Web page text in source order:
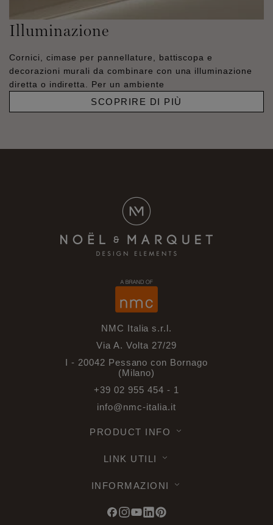
Illuminazione
Cornici, cimase per pannellature, battiscopa e
decorazioni murali da combinare con una illuminazione
diretta o indiretta. Per un ambiente
SCOPRIRE DI PIÙ
NMC Italia s.r.l.
Via A. Volta 27/29
I - 20042 Pessano con Bornago
(Milano)
+39 02 955 454 - 1
info@nmc-italia.it
PRODUCT INFO
LINK UTILI
INFORMAZIONI